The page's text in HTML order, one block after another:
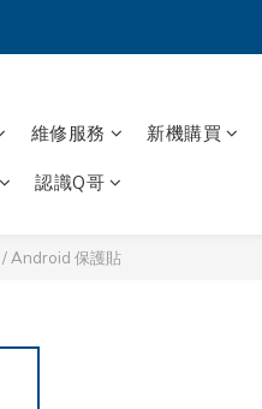
維修服務 新機購買
認識Q哥
/ Android 保護貼